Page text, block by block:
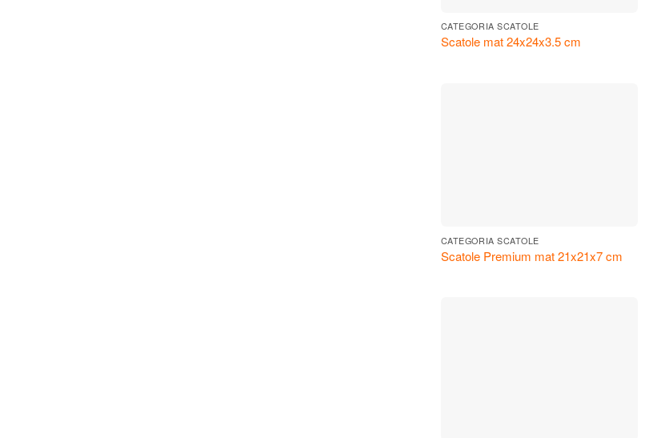
CATEGORIA SCATOLE
Scatole mat 24x24x3.5 cm
CATEGORIA SCATOLE
Scatole Premium mat 21x21x7 cm